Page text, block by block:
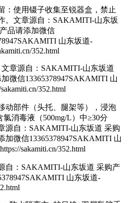
：使用镊子收集至锐器盒，禁止
。 文章源自：SAKAMITI-山东坂
品请添加微信
山东坂道-
352.html
文章源自：SAKAMITI-山东坂道
微信13365378947SAKAMITI 山
352.html
动部件（头托、腿架等），浸泡
氯消毒液（500mg/L）中≥30分
源自：SAKAMITI-山东坂道 采购
加微信13365378947SAKAMITI 山
sakamiti.cn/352.html
自：SAKAMITI-山东坂道 采购产
山东坂道-